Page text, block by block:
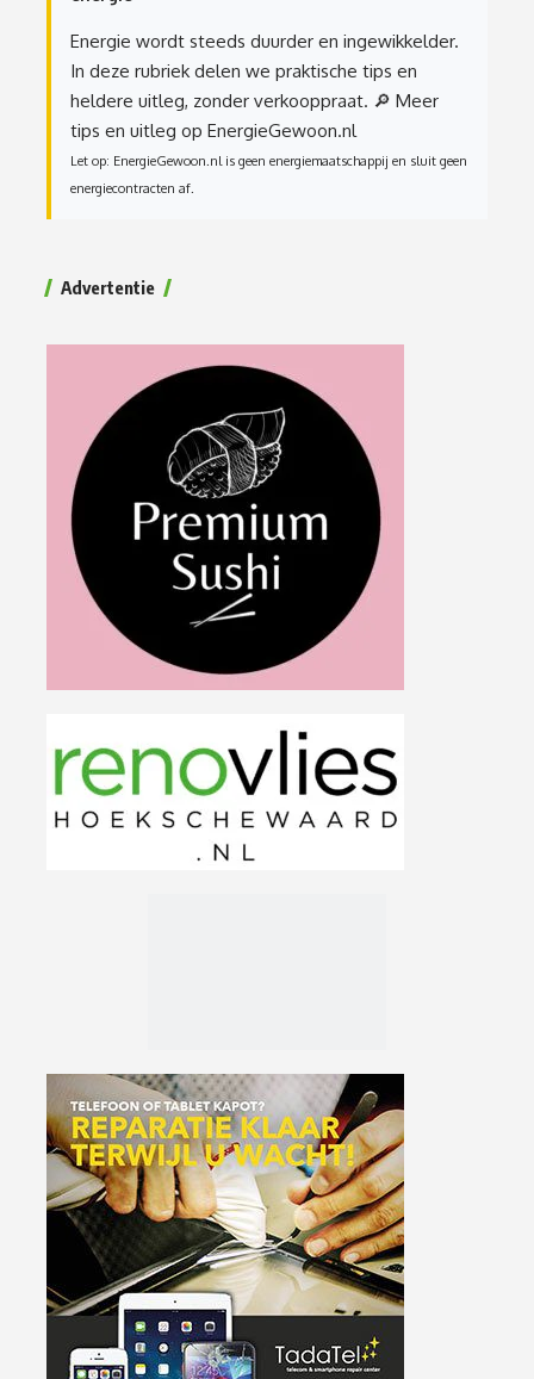
Energie wordt steeds duurder en ingewikkelder.
In deze rubriek delen we praktische tips en
heldere uitleg, zonder verkooppraat. 🔎 Meer
tips en uitleg op EnergieGewoon.nl
Let op: EnergieGewoon.nl is geen energiemaatschappij en sluit geen
energiecontracten af.
Advertentie